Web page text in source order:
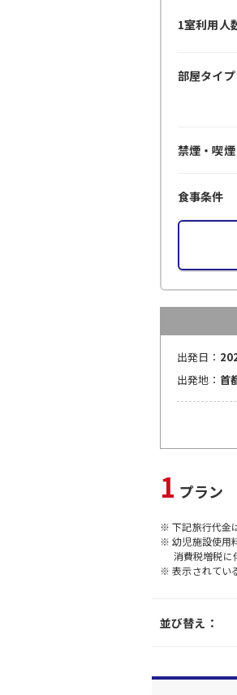
1室利用人
部屋タイプ
禁煙・喫煙
食事条件
出発日：
出発地： 首
1 プラン
※ 下記旅行代金
※ 幼児施設使用
消費税増税に
※ 表示されてい
並び替え：